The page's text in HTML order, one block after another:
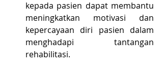
kepada pasien dapat membantu
meningkatkan motivasi dan
kepercayaan diri pasien dalam
menghadapi tantangan
rehabilitasi.